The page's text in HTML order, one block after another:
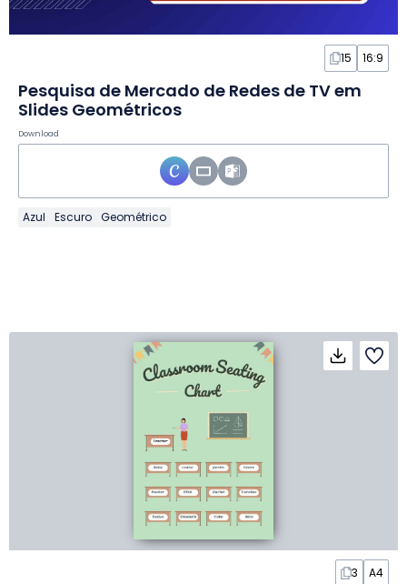
15 16:9
Pesquisa de Mercado de Redes de TV em
Slides Geométricos
Download
Azul Escuro Geométrico
3 A4